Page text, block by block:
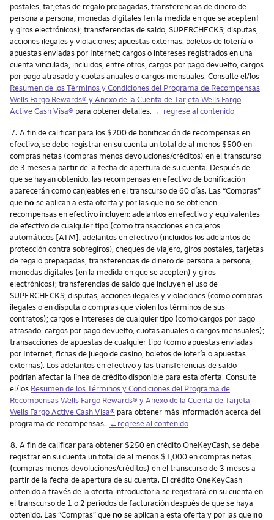
postales, tarjetas de regalo prepagadas, transferencias de dinero de
persona a persona, monedas digitales [en la medida en que se acepten]
y giros electrónicos); transferencias de saldo, SUPERCHECKS; disputas,
acciones ilegales y violaciones; apuestas externas, boletos de lotería o
apuestas enviadas por Internet; cargos o intereses registrados en una
cuenta vinculada, incluidos, entre otros, cargos por pago devuelto, cargos
por pago atrasado y cuotas anuales o cargos mensuales. Consulte el/los
Resumen de los Términos y Condiciones del Programa de Recompensas
Wells Fargo Rewards® y Anexo de la Cuenta de Tarjeta Wells Fargo
Active Cash Visa® para obtener detalles. ←regrese al contenido
Nota
7. A fin de calificar para los $200 de bonificación de recompensas en
efectivo, se debe registrar en su cuenta un total de al menos $500 en
compras netas (compras menos devoluciones/créditos) en el transcurso
de 3 meses a partir de la fecha de apertura de su cuenta. Después de
que se hayan obtenido, las recompensas en efectivo de bonificación
aparecerán como canjeables en el transcurso de 60 días. Las “Compras”
quenose aplican a esta oferta y por las quenose obtienen
recompensas en efectivo incluyen: adelantos en efectivo y equivalentes
de efectivo de cualquier tipo (como transacciones en cajeros
automáticos [ATM], adelantos en efectivo (incluidos los adelantos de
protección contra sobregiros), cheques de viajero, giros postales, tarjetas
de regalo prepagadas, transferencias de dinero de persona a persona,
monedas digitales (en la medida en que se acepten) y giros
electrónicos); transferencias de saldo que incluyen el uso de
SUPERCHECKS; disputas, acciones ilegales y violaciones (como compras
ilegales o en disputa o compras que violen los términos de sus
contratos); cargos e intereses de cualquier tipo (como cargos por pago
atrasado, cargos por pago devuelto, cuotas anuales o cargos mensuales);
transacciones de apuestas de cualquier tipo (como apuestas enviadas
por Internet, fichas de juego de casino, boletos de lotería o apuestas
externas). Los adelantos en efectivo y las transferencias de saldo
podrían afectar la línea de crédito disponible para esta oferta. Consulte
el/los Resumen de los Términos y Condiciones del Programa de
RecompensasWells Fargo Rewards® y Anexo de la Cuenta de Tarjeta
Wells Fargo Active Cash Visa® para obtener más información acerca del
programa de recompensas. ←regrese al contenido
Nota
8. A fin de calificar para obtener $250 en crédito OneKeyCash, se debe
registrar en su cuenta un total de al menos $1,000 en compras netas
(compras menos devoluciones/créditos) en el transcurso de 3 meses a
partir de la fecha de apertura de su cuenta. El crédito OneKeyCash
obtenido a través de la oferta introductoria se registrará en su cuenta en
el transcurso de 1 o 2 períodos de facturación después de que se haya
obtenido. Las “Compras” quenose aplican a esta oferta y por las queno